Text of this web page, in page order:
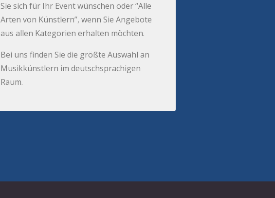
Sie sich für Ihr Event wünschen oder “Alle
Arten von Künstlern”, wenn Sie Angebote
aus allen Kategorien erhalten möchten.
Bei uns finden Sie die größte Auswahl an
Musikkünstlern im deutschsprachigen
Raum.